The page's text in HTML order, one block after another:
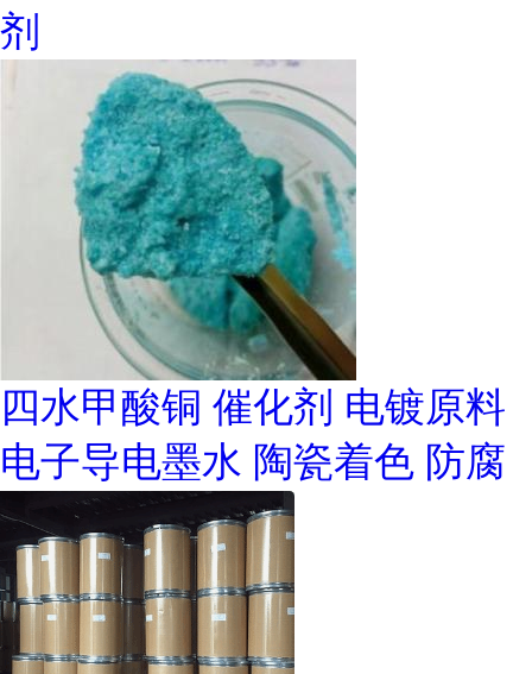
剂
四水甲酸铜 催化剂 电镀原料
电子导电墨水 陶瓷着色 防腐